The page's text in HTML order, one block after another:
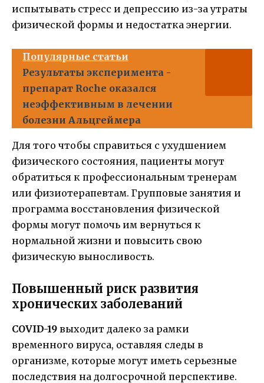
испытывать стресс и депрессию из-за утраты
физической формы и недостатка энергии.
Популярные статьи
Результаты эксперимента -
препарат Roche оказался
неэффективным в лечении
болезни Альцгеймера
Для того чтобы справиться с ухудшением
физического состояния, пациенты могут
обратиться к профессиональным тренерам
или физиотерапевтам. Групповые занятия и
программа восстановления физической
формы могут помочь им вернуться к
нормальной жизни и повысить свою
физическую выносливость.
Повышенный риск развития
хронических заболеваний
COVID-19 выходит далеко за рамки
временного вируса, оставляя следы в
организме, которые могут иметь серьезные
последствия на долгосрочной перспективе.